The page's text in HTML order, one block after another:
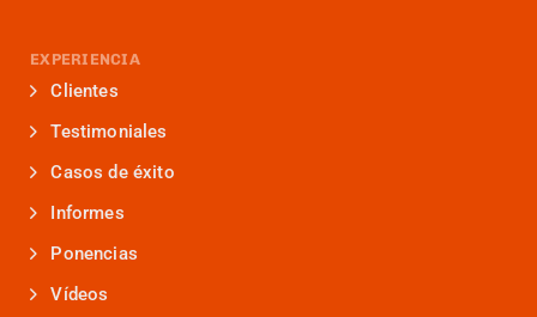
EXPERIENCIA
Clientes
Testimoniales
Casos de éxito
Informes
Ponencias
Vídeos